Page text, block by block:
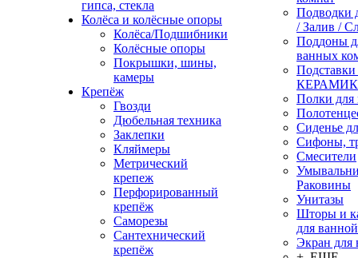
гипса, стекла
Колёса и колёсные опоры
Колёса/Подшибники
Колёсные опоры
Покрышки, шины,
камеры
Крепёж
Гвозди
Дюбельная техника
Заклепки
Кляймеры
Метрический
крепеж
Перфорированный
крепёж
Саморезы
Сантехнический
крепёж
Подводки
/ Залив /
Поддоны
ванных
Полки для
Сиденье
Сифоны,
Смесители
Раковины
Унитазы
Шторы и
для ванной
Экран для